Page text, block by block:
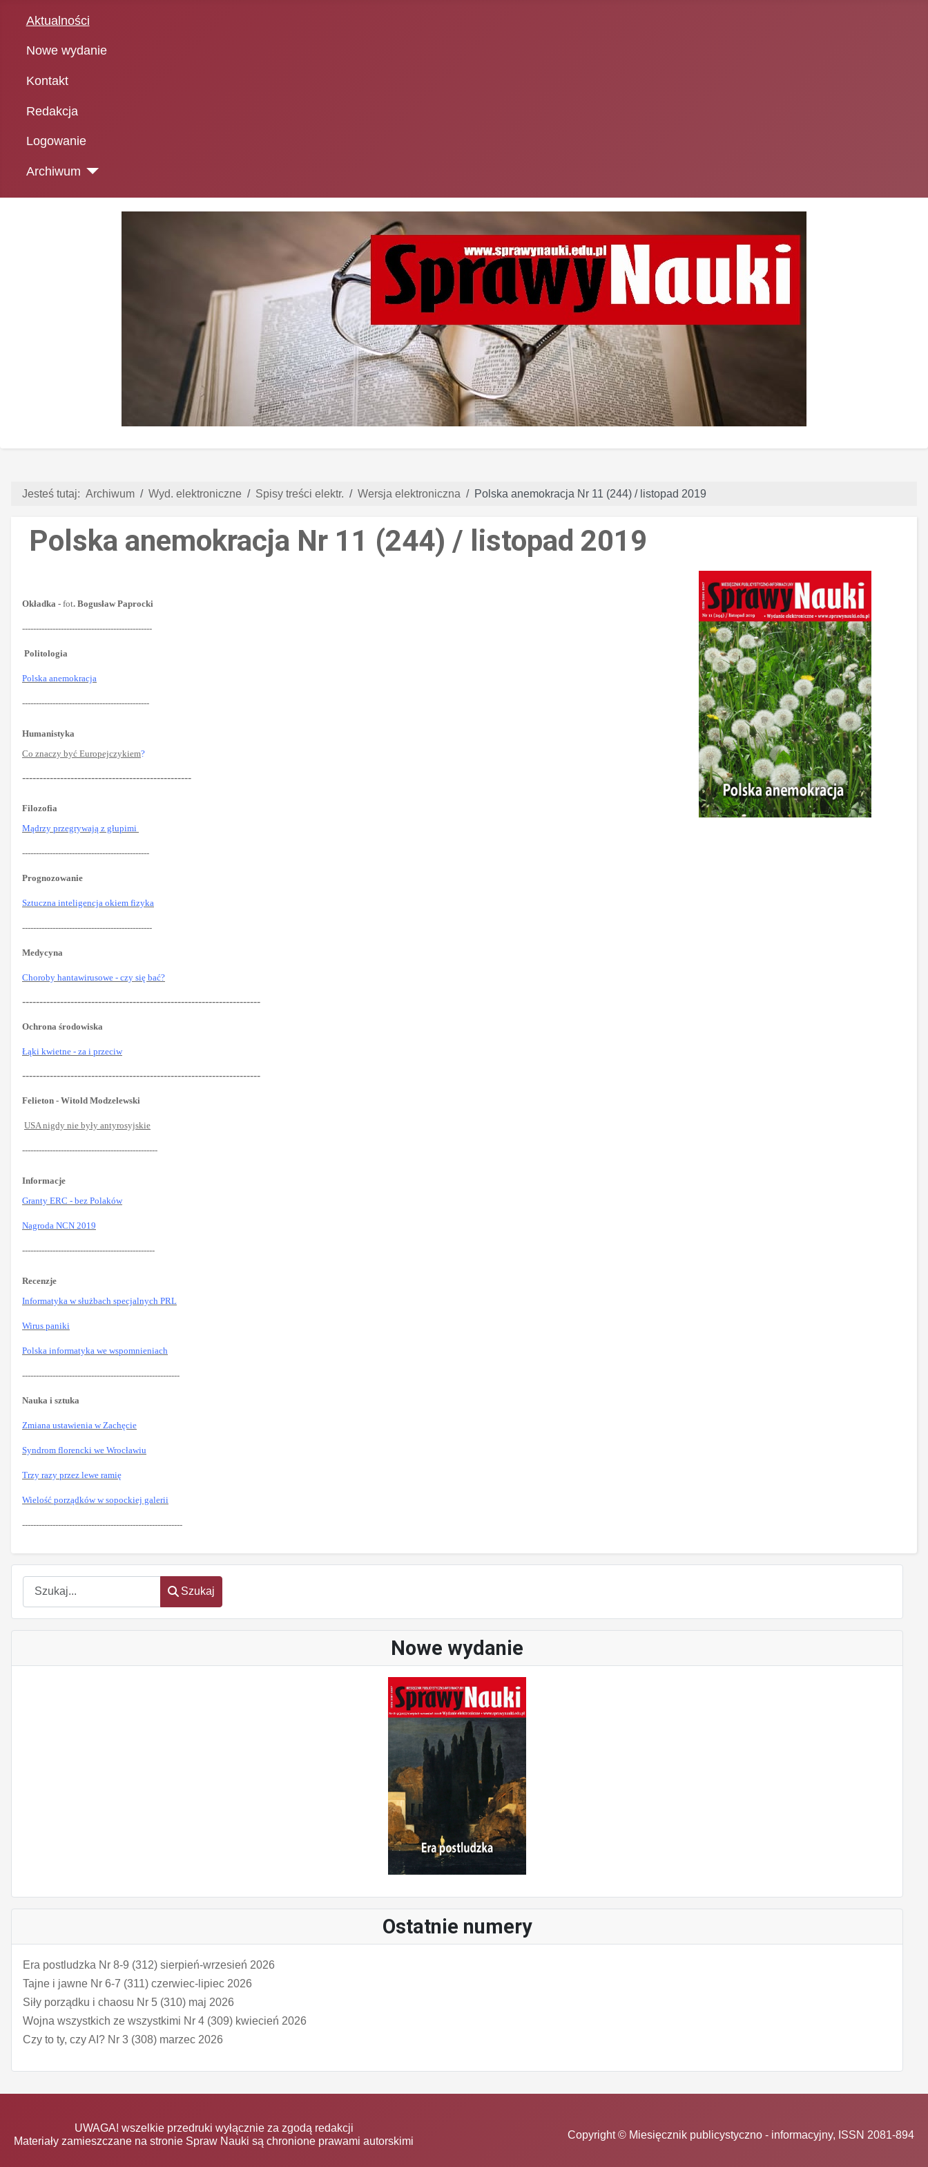
Aktualności
Nowe wydanie
Kontakt
Redakcja
Logowanie
Archiwum
Szukaj
Szukaj
Nowe wydanie
Ostatnie numery
Era postludzka Nr 8-9 (312) sierpień-wrzesień 2026
Tajne i jawne Nr 6-7 (311) czerwiec-lipiec 2026
Siły porządku i chaosu Nr 5 (310) maj 2026
Wojna wszystkich ze wszystkimi Nr 4 (309) kwiecień 2026
Czy to ty, czy AI? Nr 3 (308) marzec 2026
Jesteś tutaj: Archiwum Wyd. elektroniczne Spisy treści elektr. Wersja elektroniczna Polska anemokracja Nr 11 (244) / listopad 2019
Polska anemokracja Nr 11 (244) / listopad 2019
Okładka - fot. Bogusław Paprocki
-----------------------------------------------
Politologia
Polska anemokracja
----------------------------------------------
Humanistyka
Co znaczy być Europejczykiem?
-------------------------------------------------
Filozofia
Mądrzy przegrywają z głupimi
----------------------------------------------
Prognozowanie
Sztuczna inteligencja okiem fizyka
-----------------------------------------------
Medycyna
Choroby hantawirusowe - czy się bać?
---------------------------------------------------------------------
Ochrona środowiska
Łąki kwietne - za i przeciw
---------------------------------------------------------------------
Felieton - Witold Modzelewski
USA nigdy nie były antyrosyjskie
-------------------------------------------------
Informacje
Granty ERC - bez Polaków
Nagroda NCN 2019
------------------------------------------------
Recenzje
Informatyka w służbach specjalnych PRL
Wirus paniki
Polska informatyka we wspomnieniach
---------------------------------------------------------
Nauka i sztuka
Zmiana ustawienia w Zachęcie
Syndrom florencki we Wrocławiu
Trzy razy przez lewe ramię
Wielość porządków w sopockiej galerii
----------------------------------------------------------
UWAGA! wszelkie przedruki wyłącznie za zgodą redakcji
Materiały zamieszczane na stronie Spraw Nauki są chronione prawami autorskimi
Copyright © Miesięcznik publicystyczno - informacyjny, ISSN 2081-894